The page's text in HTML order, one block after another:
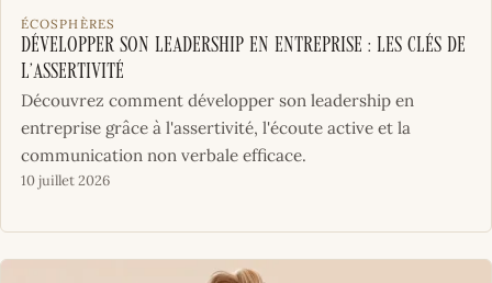
ÉCOSPHÈRES
Développer son leadership en entreprise : les clés de
l’assertivité
Découvrez comment développer son leadership en
entreprise grâce à l'assertivité, l'écoute active et la
communication non verbale efficace.
10 juillet 2026